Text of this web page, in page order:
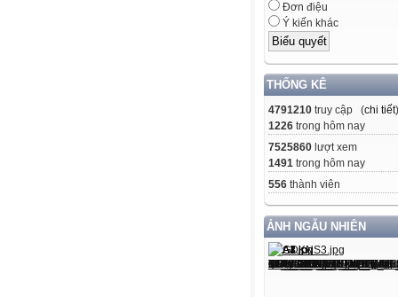
Đơn điệu
Ý kiến khác
THỐNG KÊ
4791210 truy cập (chi tiết)
1226 trong hôm nay
7525860 lượt xem
1491 trong hôm nay
556 thành viên
ẢNH NGẪU NHIÊN